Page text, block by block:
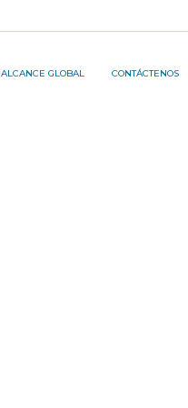
ALCANCE GLOBAL CONTÁCTENOS